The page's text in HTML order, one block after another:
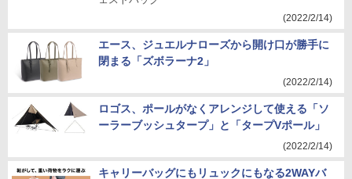
(2022/2/14)
エース、ジュエルナローズから開け口が勝手に
閉まる「ズボラーナ2」
(2022/2/14)
ロゴス、ポールがなくアレンジして使える「ソ
ーラーブッシュタープ」と「タープVポール」
(2022/2/14)
キャリーバッグにもリュックにもなる2WAYバ